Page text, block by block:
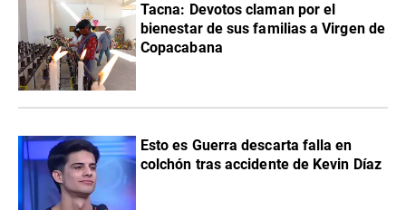
Tacna: Devotos claman por el
bienestar de sus familias a Virgen de
Copacabana
Esto es Guerra descarta falla en
colchón tras accidente de Kevin Díaz